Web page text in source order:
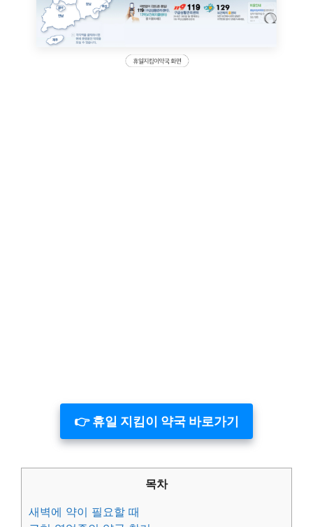
👉 휴일 지킴이 약국 바로가기
목차
새벽에 약이 필요할 때